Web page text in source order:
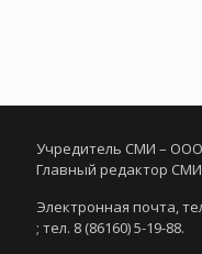
Учредитель СМИ – ООО
Главный редактор
Электронная почта,
; тел. 8 (86160) 5-19-88.